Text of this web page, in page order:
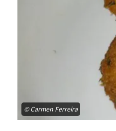
© Carmen Ferreira